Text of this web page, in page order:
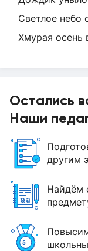
Светлое небо
Хмурая осень
Остались
Наши
другим
Найдём